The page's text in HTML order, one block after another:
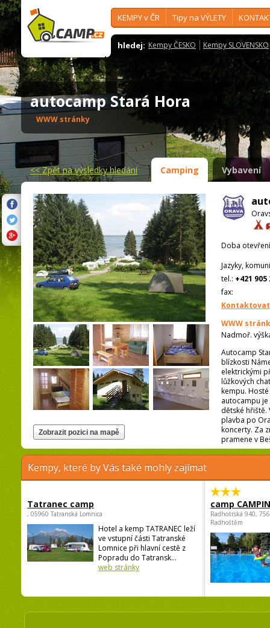
KEMPY v ČR Tipy na VÝLETY
hledej: Kempy ČESKO Kempy SLOVENSKO
autocamp Stará Hora
WWW stránky
<<Zpět na výsledky hledání Camping Vybavení
Doba
Jazyky,
tel.: +421 905
fax:
WWW
Nadmoř.
Autocamp
blízkosti
elektrickými
lůžkových
kempu.
autocampu
dětské hřiště.
plavba po
koncerty. Za
pramene v
Kempy, které by Vás také mohly zajímat
Tatranec camp
, 05960 Tatranská Lomnica
Hotel a kemp TATRANEC leží
ve vstupní části Tatranské
Lomnice při hlavní cestě z
Popradu do Tatransk...
web stránky
camp
Radhošťská 940,
Radhoštěm